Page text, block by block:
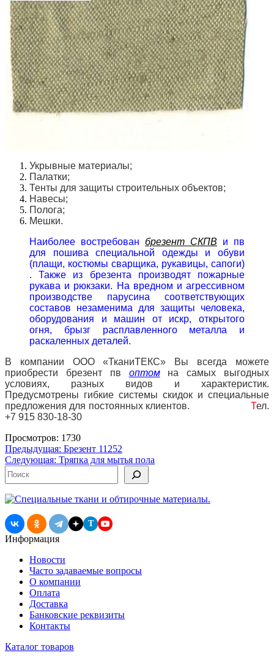
Укрывные материалы;
Палатки;
Тенты для защиты строительных объектов;
Навесы;
Полога;
Мешки.
Наиболее востребован брезент СКПВ и пв
для пошива специальной одежды и обуви
(плащи, костюмы сварщика, рукавицы, сапоги)
. Также из брезента производят пожарные
рукава и рюкзаки. На вредном и агрессивном
производстве парусина соответствующих
составов незаменима для защиты человека,
оборудования и машин от искр, открытого
огня, брызг расплавленного металла и
раскаленных деталей.
В компании ООО «ТканиТЕКС» Вы всегда можете
приобрести брезент пв оптом
на самых выгодных
условиях, разных видов и характеристик.
Предусмотрены гибкие системы скидок и специальные
предложения для постоянных клиентов. Тел.
+7 915 830-18-30
Просмотров: 1730
Навигация
по
записям
Предыдущая: Брезент 11252
Следующая: Тряпка для мытья пола
Поиск
T
Информация
Новости
Часто задаваемые вопросы
О компании
Оплата
Доставка
Банковские реквизиты
Контакты
Каталог товаров